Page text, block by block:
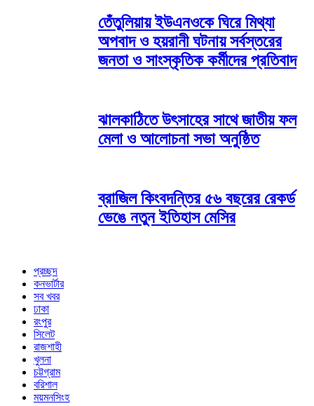
তেঁতুলিয়ায় ইউএনওকে ঘিরে মিথ্যা
অপবাদ ও হয়রানী ঘটনায় সর্বস্তরের
জনতা ও সাংস্কৃতিক কর্মীদের প্রতিবাদ
ঝালকাঠিতে উৎসাহের সাথে জাতীয় ফল
মেলা ও আলোচনা সভা অনুষ্ঠিত
ব্রাজিল কিংবদন্তির ৫৬ বছরের রেকর্ড
ভেঙে নতুন ইতিহাস মেসির
প্রচ্ছদ
কনভার্টার
সব খবর
ঢাকা
রংপুর
সিলেট
রাজশাহী
খুলনা
চট্টগ্রাম
বরিশাল
ময়মনসিংহ